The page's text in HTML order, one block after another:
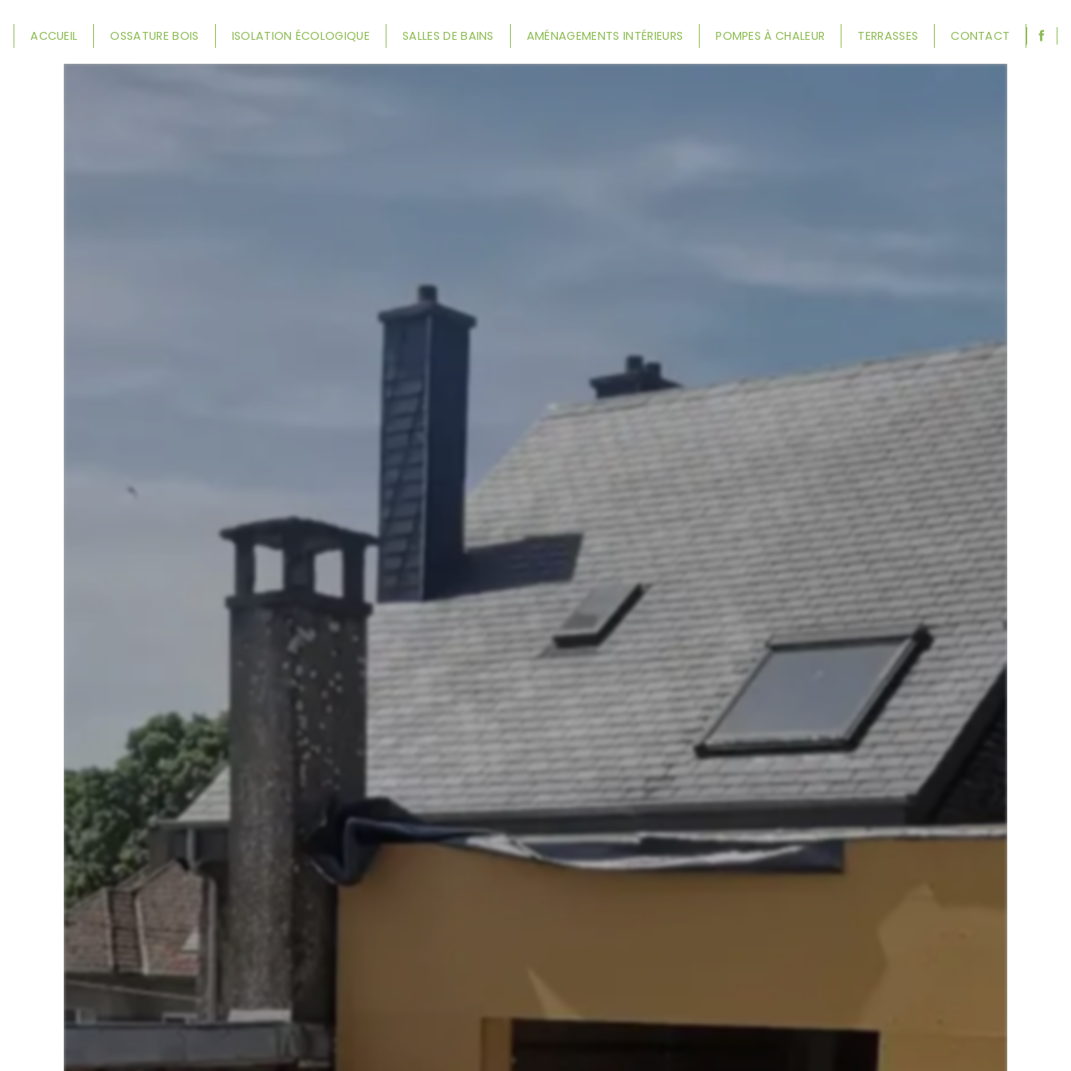
ACCUEIL OSSATURE BOIS ISOLATION ÉCOLOGIQUE SALLES DE BAINS AMÉNAGEMENTS INTÉRIEURS POMPES À CHALEUR TERRASSES CONTACT